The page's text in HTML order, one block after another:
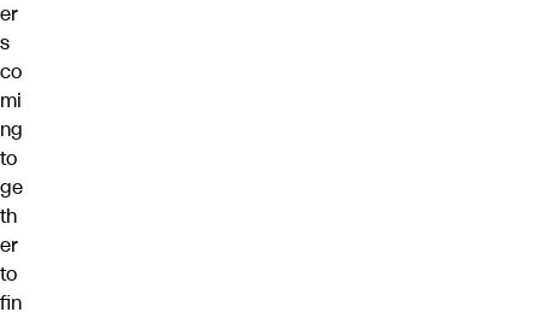
er
s
co
mi
ng
to
ge
th
er
to
fin